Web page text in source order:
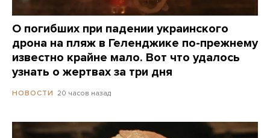
О погибших при падении украинского
дрона на пляж в Геленджике по-прежнему
известно крайне мало. Вот что удалось
узнать о жертвах за три дня
НОВОСТИ 20 часов назад